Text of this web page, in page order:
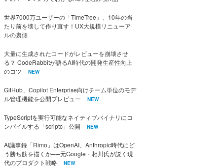
世界7000万ユーザーの「TimeTree」、10年の当
たり前を壊して作り直す！UX大規模リニューア
ルの裏側
大量に生成されたコードがレビューを崩壊させ
る？ CodeRabbitが語るAI時代の開発生産性向上
のコツ
NEW
GitHub、Copilot Enterprise向けチーム単位のモデ
ル管理機能を公開プレビュー
NEW
TypeScriptを実行可能なネイティブバイナリにコ
ンパイルする「scriptc」公開
NEW
AI議事録「Rimo」はOpenAI、Anthropic時代にど
う勝ち筋を描くか──元Google・相川氏が説く現
代のプロダクト戦略
NEW